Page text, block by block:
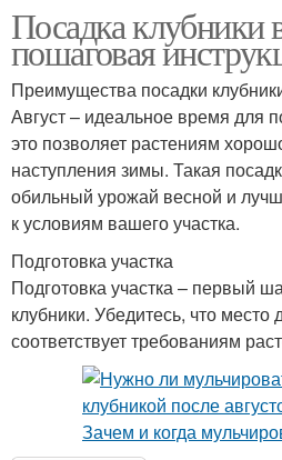
Посадка клубники
пошаговая
Преимущества посадки
Август – идеальное время для
это позволяет растениям
наступления зимы. Такая
обильный урожай весной и
к условиям вашего участка.
Подготовка участка
Подготовка участка – первый
клубники. Убедитесь, что место
соответствует требованиям